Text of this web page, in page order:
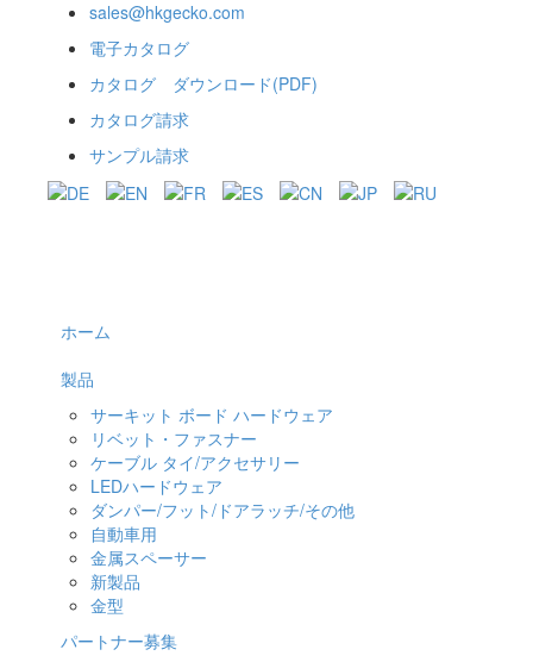
sales@hkgecko.com
電子カタログ
カタログ ダウンロード(PDF)
カタログ請求
サンプル請求
ホーム
製品
サーキット ボード ハードウェア
リベット・ファスナー
ケーブル タイ/アクセサリー
LEDハードウェア
ダンパー/フット/ドアラッチ/その他
自動車用
金属スペーサー
新製品
金型
パートナー募集